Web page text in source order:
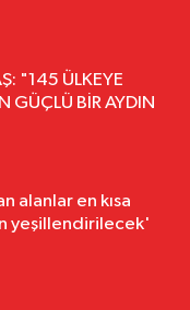
"145 ÜLKEYE
GÜÇLÜ BİR AYDIN
alanlar en kısa
yeşillendirilecek'